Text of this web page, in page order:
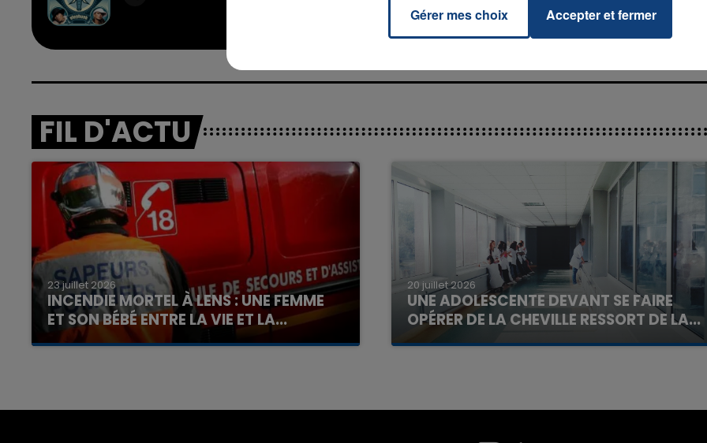
FIL D'ACTU
23 juillet 2026
INCENDIE MORTEL À LENS : UNE FEMME
ET SON BÉBÉ ENTRE LA VIE ET LA...
Un homme s'est immolé par le feu après avoir
20 juillet 2026
UNE ADOLESCENTE DEVANT SE FAIRE
OPÉRER DE LA CHEVILLE RESSORT DE LA...
La famille a porté plainte contre la clinique qui a
Gérer mes choix Accepter et fermer